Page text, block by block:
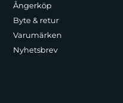
Ångerköp
Byte & retur
Varumärken
Nyhetsbrev